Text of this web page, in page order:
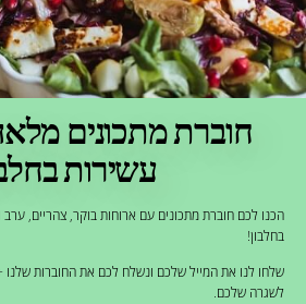
שלחו אלינו
חוברת מתכונים
עשירות
הכנו לכם חוברת מתכונים עם ארוחות בוקר, צהריים, ערב
בחלבון!
שלחו לנו את המייל שלכם ונשלח לכם את החוברות שלנו
לשגרה שלכם.